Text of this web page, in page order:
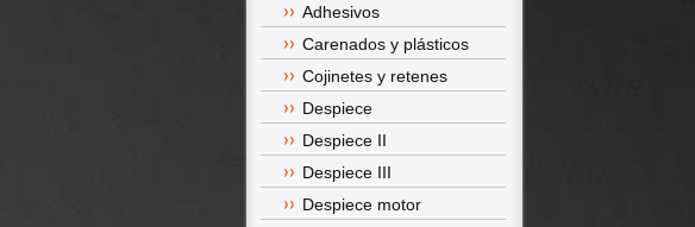
Adhesivos
Carenados y plásticos
Cojinetes y retenes
Despiece
Despiece II
Despiece III
Despiece motor